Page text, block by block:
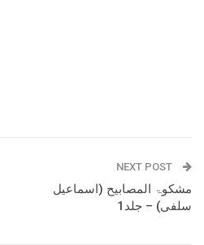
NEXT POST
مشکوۃ المصابیح (اسماعیل
سلفی) – جلد1